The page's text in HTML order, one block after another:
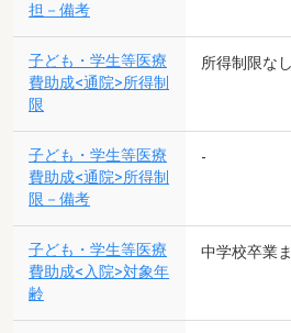
担－備考
子ども・学生等医療
費助成<通院>所得制
限
所得制限なし
子ども・学生等医療
費助成<通院>所得制
限－備考
-
子ども・学生等医療
費助成<入院>対象年
齢
中学校卒業